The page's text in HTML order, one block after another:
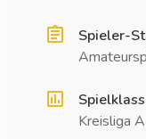
Spieler-
Kreisliga A